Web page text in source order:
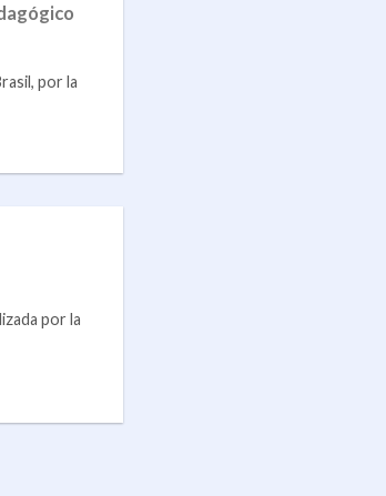
por la
por la